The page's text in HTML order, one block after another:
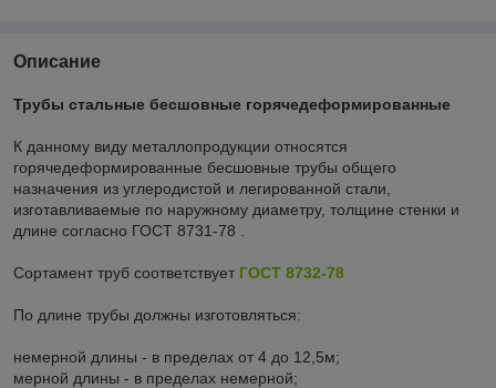
Описание
Трубы стальные бесшовные горячедеформированные
К данному виду металлопродукции относятся
горячедеформированные бесшовные трубы общего
назначения из углеродистой и легированной стали,
изготавливаемые по наружному диаметру, толщине стенки и
длине согласно ГОСТ 8731-78 .
Сортамент труб соответствует ГОСТ 8732-78
По длине трубы должны изготовляться:
немерной длины - в пределах от 4 до 12,5м;
мерной длины - в пределах немерной;